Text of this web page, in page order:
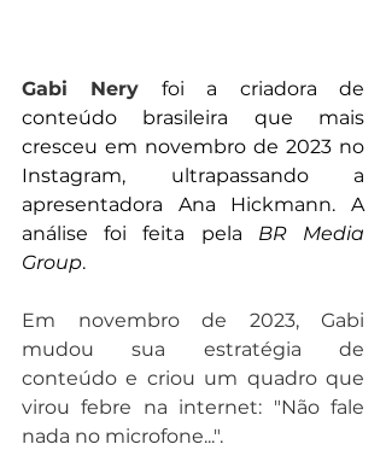
Gabi Nery foi a criadora de
conteúdo brasileira que mais
cresceu em novembro de 2023 no
Instagram, ultrapassando a
apresentadora Ana Hickmann. A
análise foi feita pela BR Media
Group.
Em novembro de 2023, Gabi
mudou sua estratégia de
conteúdo e criou um quadro que
virou febre na internet: "Não fale
nada no microfone...".